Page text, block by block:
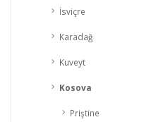
İsviçre
Karadağ
Kuveyt
Kosova
Priştine